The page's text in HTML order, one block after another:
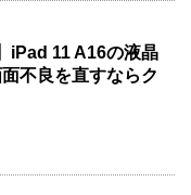
iPad 11 A16の液晶
不良を直すならク